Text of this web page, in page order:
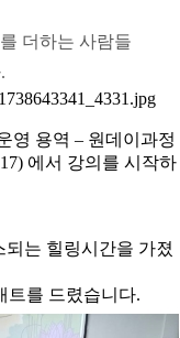
더하는 사람들
영 용역 – 원데이과정
17) 에서 강의를 시작하
는 힐링시간을 가졌
트를 드렸습니다.